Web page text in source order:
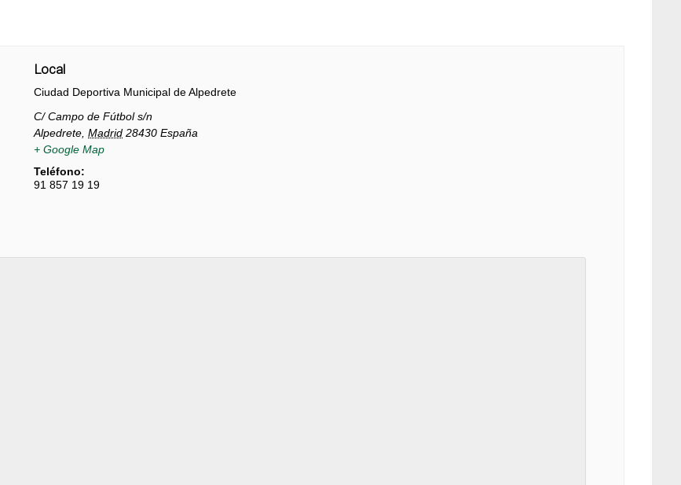
Local
Ciudad Deportiva Municipal de Alpedrete
C/ Campo de Fútbol s/n
Alpedrete Madrid 28430 España
+ Google Map
Teléfono:
91 857 19 19